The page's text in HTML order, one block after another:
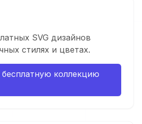
SVG дизайнов
стилях и цветах.
коллекцию